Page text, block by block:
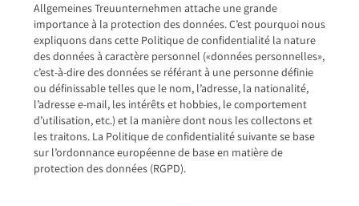
Allgemeines Treuunternehmen attache une grande
importance à la protection des données. C’est pourquoi nous
expliquons dans cette Politique de confidentialité la nature
des données à caractère personnel («données personnelles»,
c’est-à-dire des données se référant à une personne définie
ou définissable telles que le nom, l’adresse, la nationalité,
l’adresse e-mail, les intérêts et hobbies, le comportement
d’utilisation, etc.) et la manière dont nous les collectons et
les traitons. La Politique de confidentialité suivante se base
sur l’ordonnance européenne de base en matière de
protection des données (RGPD).